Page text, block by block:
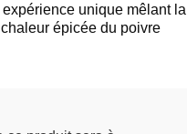
unique mêlant la
épicée du poivre